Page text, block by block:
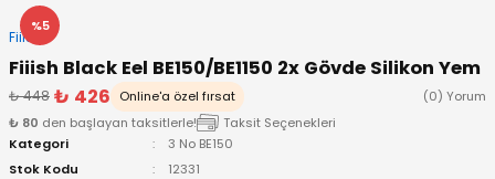
%5
Fiiish
Fiiish Black Eel BE150/BE1150 2x Gövde Silikon Yem
₺ 448 ₺ 426 Online'a özel fırsat
(0) Yorum
₺ 80 den başlayan taksitlerle!
Taksit Seçenekleri
Kategori
3 No BE150
Stok Kodu
12331
Misinalar
& El Feneri